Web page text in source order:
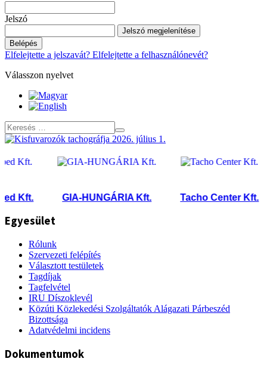
Jelszó
Jelszó megjelenítése
Belépés
Elfelejtette a jelszavát? Elfelejtette a felhasználónevét?
Válasszon nyelvet
GIA-HUNGÁRIA Kft. Tacho Center Kft.
Egyesület
Rólunk
Szervezeti felépítés
Választott testületek
Tagdíjak
Tagfelvétel
IRU Díszoklevél
Közúti Közlekedési Szolgáltatók Alágazati Párbeszéd
Bizottsága
Adatvédelmi incidens
Dokumentumok